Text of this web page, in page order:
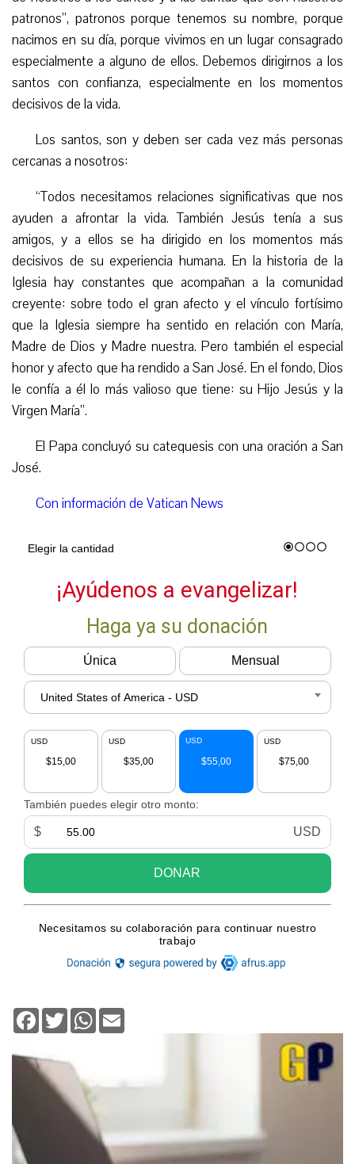
patronos”, patronos porque tenemos su nombre, porque
nacimos en su día, porque vivimos en un lugar consagrado
especialmente a alguno de ellos. Debemos dirigirnos a los
santos con confianza, especialmente en los momentos
decisivos de la vida.
Los santos, son y deben ser cada vez más personas
cercanas a nosotros:
“Todos necesitamos relaciones significativas que nos
ayuden a afrontar la vida. También Jesús tenía a sus
amigos, y a ellos se ha dirigido en los momentos más
decisivos de su experiencia humana. En la historia de la
Iglesia hay constantes que acompañan a la comunidad
creyente: sobre todo el gran afecto y el vínculo fortísimo
que la Iglesia siempre ha sentido en relación con María,
Madre de Dios y Madre nuestra. Pero también el especial
honor y afecto que ha rendido a San José. En el fondo, Dios
le confía a él lo más valioso que tiene: su Hijo Jesús y la
Virgen María”.
El Papa concluyó su catequesis con una oración a San
José.
Con información de Vatican News
Facebook
TwitterWhatsApp